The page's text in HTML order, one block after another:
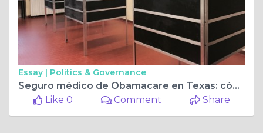
Essay | Politics & Governance
Seguro médico de Obamacare en Texas: cómo abordar la Ley de Atención Médica Asequible
Like 0
Comment Share